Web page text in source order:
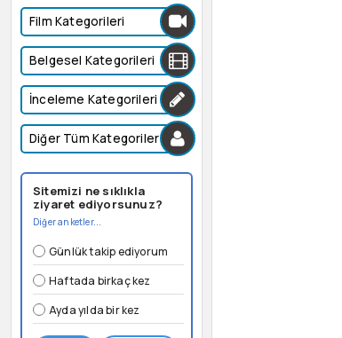
Film Kategorileri
Belgesel Kategorileri
İnceleme Kategorileri
Diğer Tüm Kategoriler
Sitemizi ne sıklıkla
ziyaret ediyorsunuz?
Diğer anketler...
Günlük takip ediyorum
Haftada birkaç kez
Ayda yılda bir kez